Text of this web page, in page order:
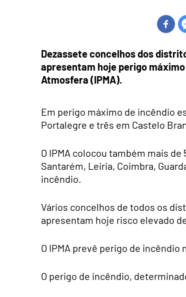
Dezassete concelhos dos
apresentam hoje perigo
Atmosfera (IPMA).
Em perigo máximo de incêndio
Portalegre e três em Castelo
O IPMA colocou também mais
Santarém, Leiria, Coimbra,
incêndio.
Vários concelhos de todos os
apresentam hoje risco elevado
O IPMA prevê perigo de
O perigo de incêndio,